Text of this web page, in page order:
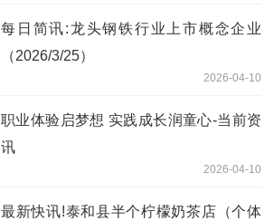
每日简讯:龙头钢铁行业上市概念企业
（2026/3/25）
2026-04-10
职业体验启梦想 实践成长润童心-当前资
讯
2026-04-10
最新快讯!泰和县半个柠檬奶茶店（个体